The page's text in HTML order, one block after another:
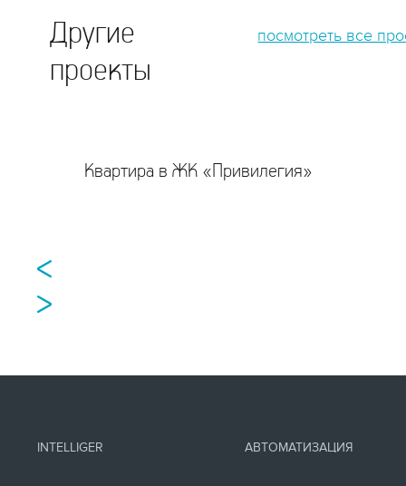
Другие
проекты
посмотреть все
Квартира в ЖК «Привилегия»
INTELLIGER АВТОМАТИЗАЦИЯ